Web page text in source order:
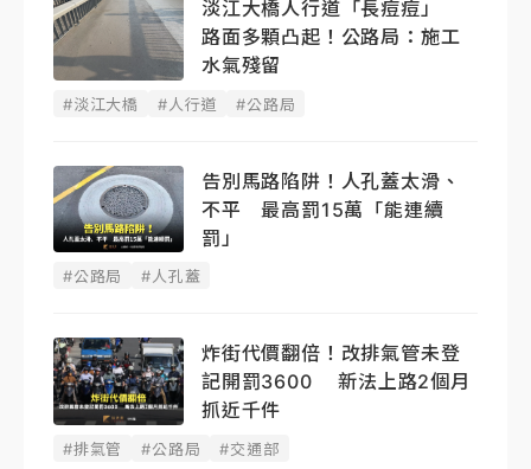
淡江大橋人行道「長痘痘」
路面多顆凸起！公路局：施工
水氣殘留
#淡江大橋 #人行道 #公路局
告別馬路陷阱！人孔蓋太滑、
不平 最高罰15萬「能連續
罰」
#公路局 #人孔蓋
炸街代價翻倍！改排氣管未登
記開罰3600 新法上路2個月
抓近千件
#排氣管 #公路局 #交通部